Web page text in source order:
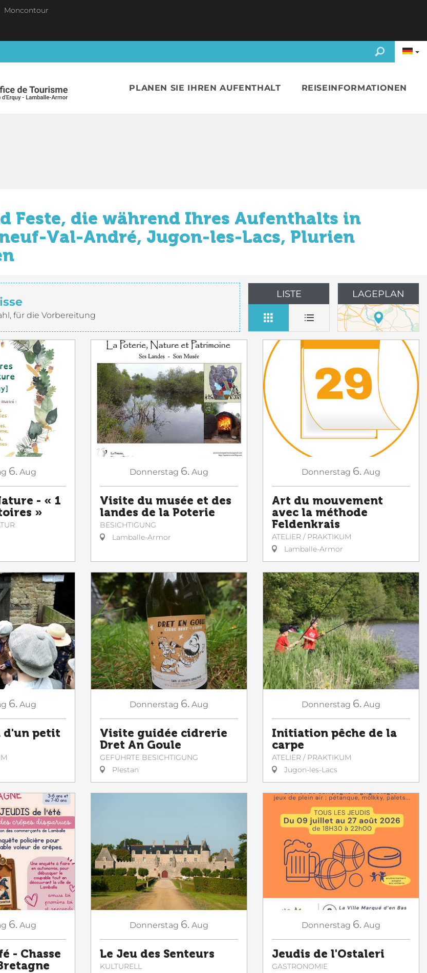
Moncontour
PLANEN SIE IHREN AUFENTHALT REISEINFORMATIONEN
Feste, die während Ihres Aufenthalts in
Val-André, Jugon-les-Lacs, Plurien
für die Vorbereitung
LISTE LAGEPLAN
6. Aug
- « 1
»
Donnerstag 6. Aug
Visite du musée et des
landes de la Poterie
BESICHTIGUNG
Lamballe-Armor
Donnerstag 6. Aug
Art du mouvement
avec la méthode
Feldenkrais
ATELIER / PRAKTIKUM
Lamballe-Armor
6. Aug
d'un petit
Donnerstag 6. Aug
Visite guidée cidrerie
Dret An Goule
GEFÜHRTE BESICHTIGUNG
Plestan
Donnerstag 6. Aug
Initiation pêche de la
carpe
ATELIER / PRAKTIKUM
Jugon-les-Lacs
6. Aug
- Chasse
Donnerstag 6. Aug
Le Jeu des Senteurs
KULTURELL
Donnerstag 6. Aug
Jeudis de l'Ostaleri
GASTRONOMIE